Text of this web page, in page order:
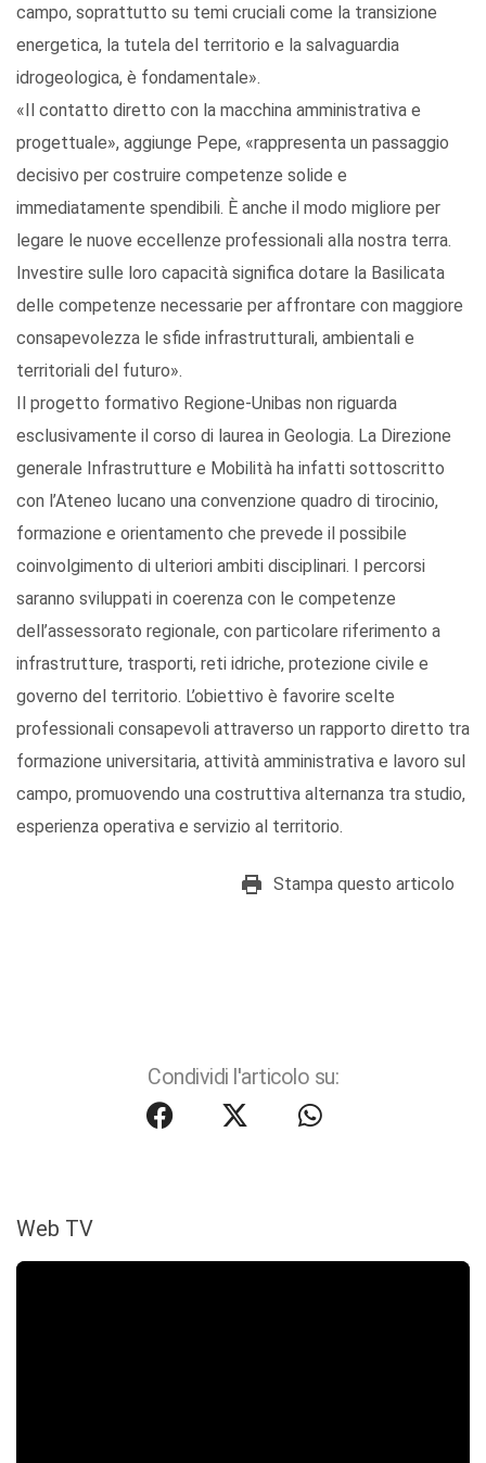
campo, soprattutto su temi cruciali come la transizione
energetica, la tutela del territorio e la salvaguardia
idrogeologica, è fondamentale».
«Il contatto diretto con la macchina amministrativa e
progettuale», aggiunge Pepe, «rappresenta un passaggio
decisivo per costruire competenze solide e
immediatamente spendibili. È anche il modo migliore per
legare le nuove eccellenze professionali alla nostra terra.
Investire sulle loro capacità significa dotare la Basilicata
delle competenze necessarie per affrontare con maggiore
consapevolezza le sfide infrastrutturali, ambientali e
territoriali del futuro».
Il progetto formativo Regione-Unibas non riguarda
esclusivamente il corso di laurea in Geologia. La Direzione
generale Infrastrutture e Mobilità ha infatti sottoscritto
con l’Ateneo lucano una convenzione quadro di tirocinio,
formazione e orientamento che prevede il possibile
coinvolgimento di ulteriori ambiti disciplinari. I percorsi
saranno sviluppati in coerenza con le competenze
dell’assessorato regionale, con particolare riferimento a
infrastrutture, trasporti, reti idriche, protezione civile e
governo del territorio. L’obiettivo è favorire scelte
professionali consapevoli attraverso un rapporto diretto tra
formazione universitaria, attività amministrativa e lavoro sul
campo, promuovendo una costruttiva alternanza tra studio,
esperienza operativa e servizio al territorio.
Stampa questo articolo
Condividi l'articolo su:
Web TV